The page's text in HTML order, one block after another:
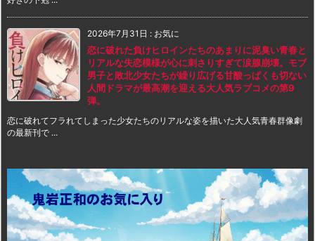
2026年7月31日 : お気に
恋に破れた負けヒロインたちのあまりに泥臭い青春と
リアルな失恋模様が心に刺さりすぎて涙腺崩壊。モブ
男子と敗北少女たちが繰り広げる甘酸っぱくも切ない
人間ドラマが最高潮を迎える大人気ラブコメの第9
弾。
恋に破れてフラれてしまった少女たちのリアルな姿を描いた大人気青春群像劇
の最新刊で ...